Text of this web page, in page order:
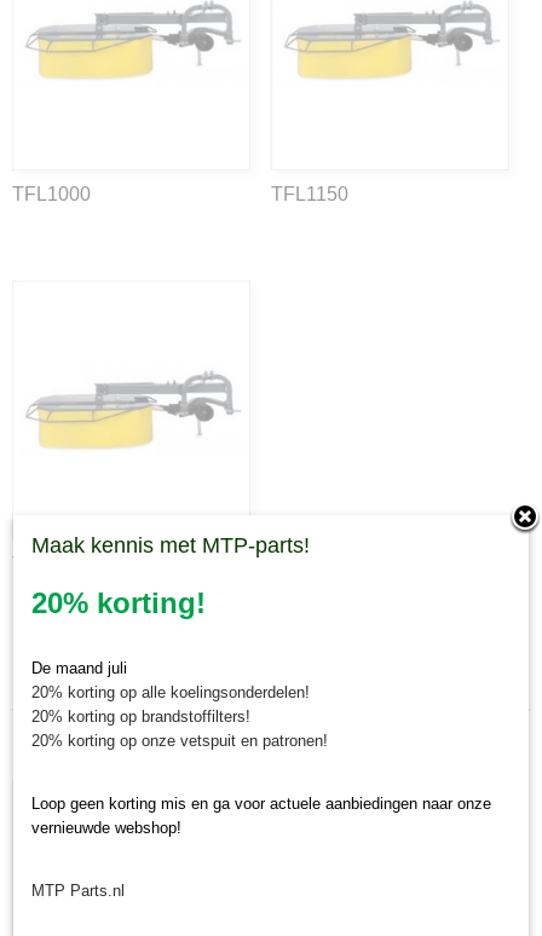
TFL1000 TFL1150
TFL1350
Laatst toegevoegd
Maak kennis met MTP-parts!
20% korting!
De maand juli
20% korting op alle koelingsonderdelen!
20% korting op brandstoffilters!
20% korting op onze vetspuit en patronen!
Loop geen korting mis en ga voor actuele aanbiedingen naar onze
vernieuwde webshop!
MTP Parts.nl